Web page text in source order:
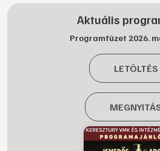
Aktuális
Programfüzet 2026.
LETÖLTÉS